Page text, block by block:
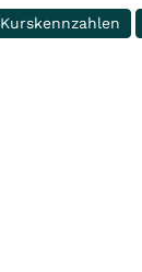
Kurskennzahlen